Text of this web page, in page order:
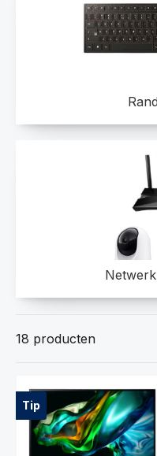
18 producten
Tip